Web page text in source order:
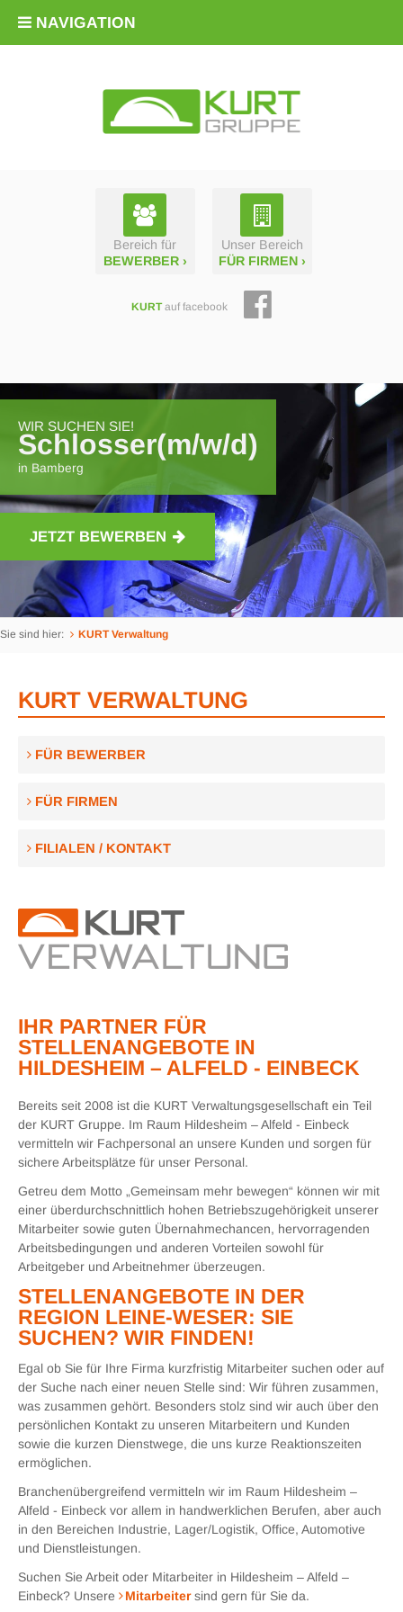
Bereich für
BEWERBER ›
Unser Bereich
FÜR FIRMEN ›
KURT auf facebook
NAVIGATION
WIR SUCHEN SIE!
Schlosser(m/w/d)
in Bamberg
JETZT BEWERBEN
Sie sind hier: KURT Verwaltung
KURT VERWALTUNG
FÜR BEWERBER
FÜR FIRMEN
FILIALEN / KONTAKT
IHR PARTNER FÜR
STELLENANGEBOTE IN
HILDESHEIM – ALFELD - EINBECK
Bereits seit 2008 ist die KURT Verwaltungsgesellschaft ein Teil
der KURT Gruppe. Im Raum Hildesheim – Alfeld - Einbeck
vermitteln wir Fachpersonal an unsere Kunden und sorgen für
sichere Arbeitsplätze für unser Personal.
Getreu dem Motto „Gemeinsam mehr bewegen“ können wir mit
einer überdurchschnittlich hohen Betriebszugehörigkeit unserer
Mitarbeiter sowie guten Übernahmechancen, hervorragenden
Arbeitsbedingungen und anderen Vorteilen sowohl für
Arbeitgeber und Arbeitnehmer überzeugen.
STELLENANGEBOTE IN DER
REGION LEINE-WESER: SIE
SUCHEN? WIR FINDEN!
Egal ob Sie für Ihre Firma kurzfristig Mitarbeiter suchen oder auf
der Suche nach einer neuen Stelle sind: Wir führen zusammen,
was zusammen gehört. Besonders stolz sind wir auch über den
persönlichen Kontakt zu unseren Mitarbeitern und Kunden
sowie die kurzen Dienstwege, die uns kurze Reaktionszeiten
ermöglichen.
Branchenübergreifend vermitteln wir im Raum Hildesheim –
Alfeld - Einbeck vor allem in handwerklichen Berufen, aber auch
in den Bereichen Industrie, Lager/Logistik, Office, Automotive
und Dienstleistungen.
Suchen Sie Arbeit oder Mitarbeiter in Hildesheim – Alfeld –
Einbeck? Unsere Mitarbeitersind gern für Sie da.